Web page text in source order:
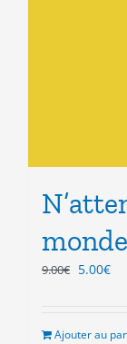
9.00€ Le
5.00€Le
Ajouter au